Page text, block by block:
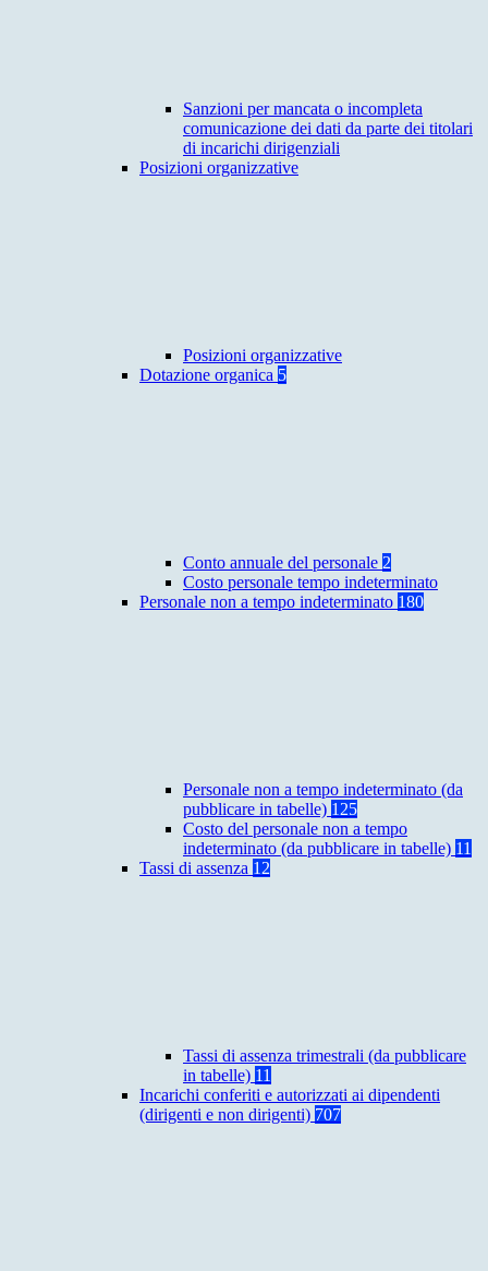
Sanzioni per mancata o incompleta
comunicazione dei dati da parte dei titolari
di incarichi dirigenziali
Posizioni organizzative
Posizioni organizzative
Dotazione organica 5
Conto annuale del personale 2
Costo personale tempo indeterminato
Personale non a tempo indeterminato 180
Personale non a tempo indeterminato (da
pubblicare in tabelle) 125
Costo del personale non a tempo
indeterminato (da pubblicare in tabelle) 11
Tassi di assenza 12
Tassi di assenza trimestrali (da pubblicare
in tabelle) 11
Incarichi conferiti e autorizzati ai dipendenti
(dirigenti e non dirigenti) 707